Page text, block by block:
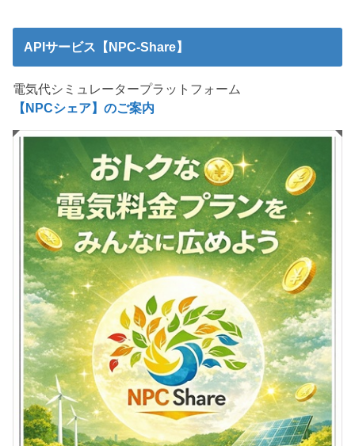
APIサービス【NPC-Share】
電気代シミュレータープラットフォーム
【NPCシェア】のご案内